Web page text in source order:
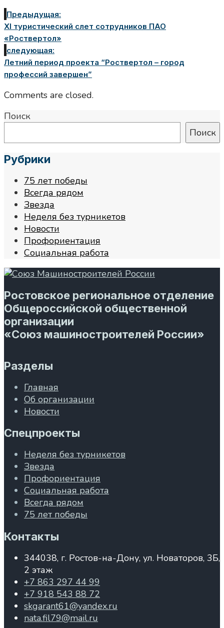
Предыдущая:
XI туристический слет сотрудников ПАО
«Роствертол»
следующая:
Летний период проекта “Роствертол – город
профессий завершен”
Comments are closed.
Поиск
Поиск
Рубрики
75 лет победы
Всегда рядом
Звезда
Неделя без турникетов
Новости
Профориентация
Социальная работа
Ростовское региональное отделение
Общероссийской общественной
организации
«Союз машиностроителей России»
Разделы
Главная
Об организации
Новости
Спецпроекты
Неделя без турникетов
Звезда
Профориентация
Социальная работа
Всегда рядом
75 лет победы
Контакты
344038, г. Ростов-на-Дону, ул. Новаторов, 3Б,
2 этаж
+7 863 297 44 99
+7 918 543 88 72
skgarant61@yandex.ru
nata.fil79@mail.ru